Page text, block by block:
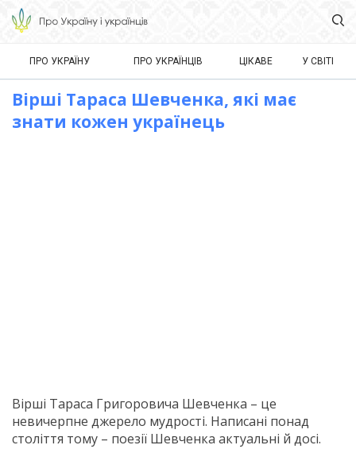
ПРО УКРАЇНУ ПРО УКРАЇНЦІВ ЦІКАВЕ У СВІТІ
Вірші Тараса Шевченка, які має
знати кожен українець
Вірші Тараса Григоровича Шевченка – це
невичерпне джерело мудрості. Написані понад
століття тому – поезії Шевченка актуальні й досі.